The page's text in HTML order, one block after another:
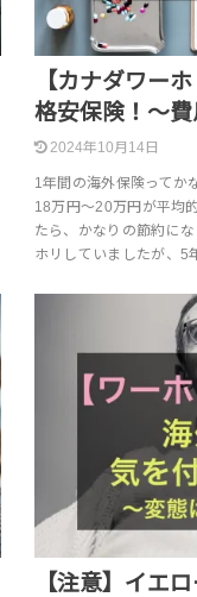
【カナダワー
格安保険！〜
2024年10月14日
1年間の海外保険ってか
18万円〜20万円が平均
たら、かなりの節約に
ホリしていましたが、5
【注意】イエ